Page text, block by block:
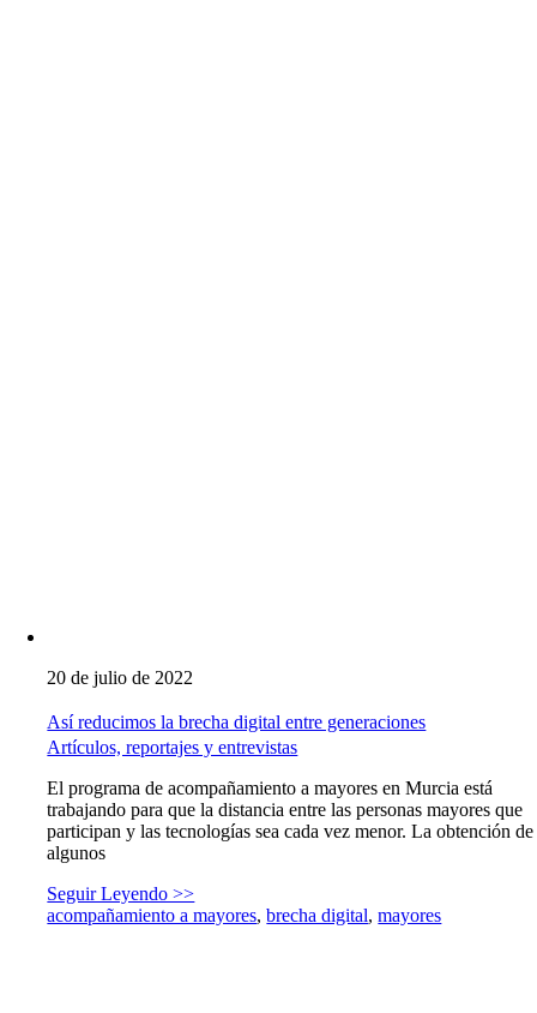
20 de julio de 2022
Así reducimos la brecha digital entre generaciones
Artículos, reportajes y entrevistas
El programa de acompañamiento a mayores en Murcia está
trabajando para que la distancia entre las personas mayores que
participan y las tecnologías sea cada vez menor. La obtención de
algunos
Seguir Leyendo >>
acompañamiento a mayores,brecha digital,mayores